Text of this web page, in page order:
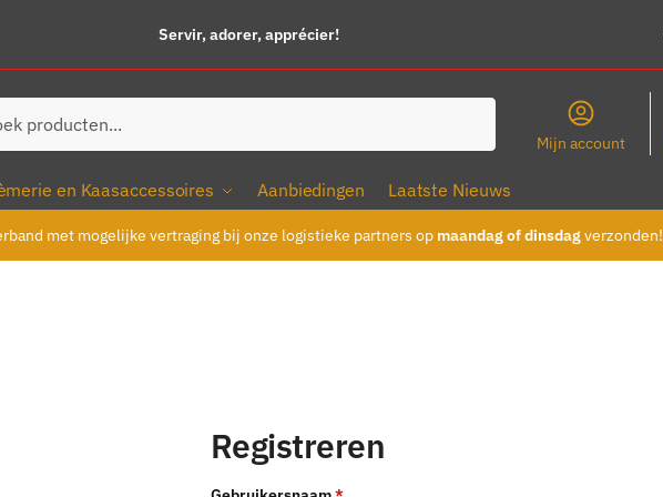
Servir, adorer, apprécier!
Mijn account
en Kaasaccessoires Aanbiedingen Laatste Nieuws
met mogelijke vertraging bij onze logistieke partners op maandag of dinsdagverzonden!
Registreren